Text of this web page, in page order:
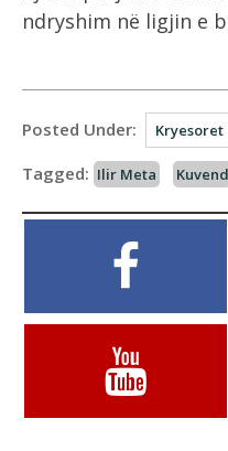
ndryshim në ligjin e
Posted Under: Kryesoret
Tagged: Ilir Meta Kuvend